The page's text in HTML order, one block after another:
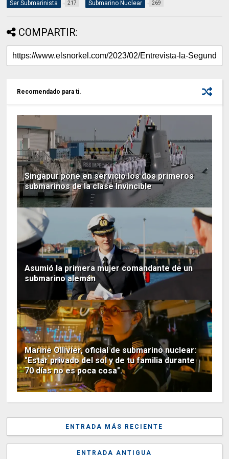
Ser Submarinista 217 Submarino Nuclear 269
COMPARTIR:
Recomendado para ti.
Singapur pone en servicio los dos primeros
submarinos de la clase Invincible
Asumió la primera mujer comandante de un
submarino alemán
Marine Ollivier, oficial de submarino nuclear:
"Estar privado del sol y de tu familia durante
70 días no es poca cosa".
ENTRADA MÁS RECIENTE
ENTRADA ANTIGUA